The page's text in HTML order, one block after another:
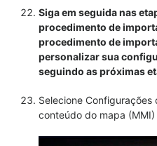
Siga em seguida nas
procedimento de
procedimento de
personalizar sua
seguindo as próximas
Selecione Configurações
conteúdo do mapa (MMI)